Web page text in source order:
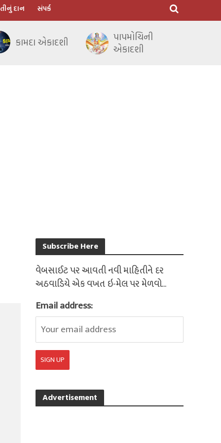
દાન સંપર્ક
કામદા એકાદશી
પાપમોચિની
એકાદશી
Subscribe Here
વેબસાઈટ પર આવતી નવી માહિતીને દર
અઠવાડિયે એક વખત ઇ-મેલ પર મેળવો...
Email address:
Advertisement